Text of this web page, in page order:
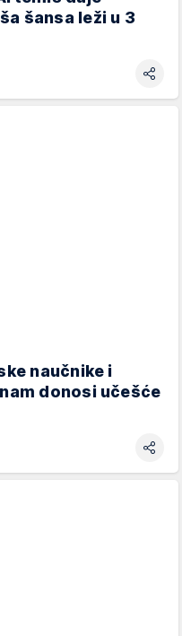
šansa leži u 3
naučnike i
donosi učešće